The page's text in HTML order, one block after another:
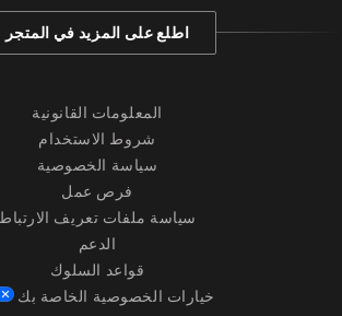
اطلع على المزيد في المتجر
المعلومات القانونية
شروط الاستخدام
سياسة الخصوصية
فرص عمل
سياسة ملفات تعريف الارتباط
الدعم
قواعد السلوك
خيارات الخصوصية الخاصة بك